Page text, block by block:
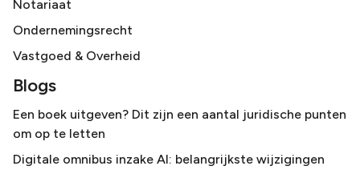
Notariaat
Ondernemingsrecht
Vastgoed & Overheid
Blogs
Een boek uitgeven? Dit zijn een aantal juridische punten
om op te letten
Digitale omnibus inzake AI: belangrijkste wijzigingen